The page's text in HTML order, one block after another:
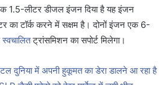
लीटर डीजल इंजन दिया है यह इंजन
का टॉर्क करने में सक्षम है। दोनों इंजन एक 6-
स्वचालितट्रांसमिशन का सपोर्ट मिलेगा।
दुनिया में अपनी हुकूमत का डेरा डालने आ रहा है